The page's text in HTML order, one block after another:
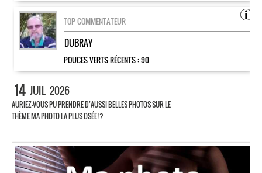
TOP COMMENTATEUR
DUBRAY
POUCES VERTS RÉCENTS :90
14 JUIL 2026
AURIEZ-VOUS PU PRENDRE D’AUSSI BELLES PHOTOS SUR LE
THÈME MA PHOTO LA PLUS OSÉE !?